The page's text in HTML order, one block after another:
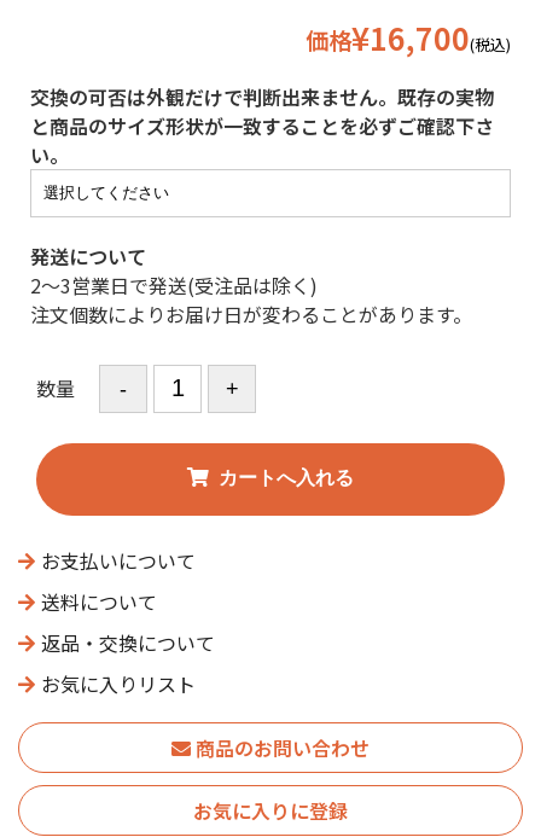
価格¥16,700(税込)
交換の可否は外観だけで判断出来ません。既存の実物
と商品のサイズ形状が一致することを必ずご確認下さ
い。
発送について
2〜3営業日で発送(受注品は除く)
注文個数によりお届け日が変わることがあります。
数量
お支払いについて
送料について
返品・交換について
お気に入りリスト
商品のお問い合わせ
お気に入りに登録